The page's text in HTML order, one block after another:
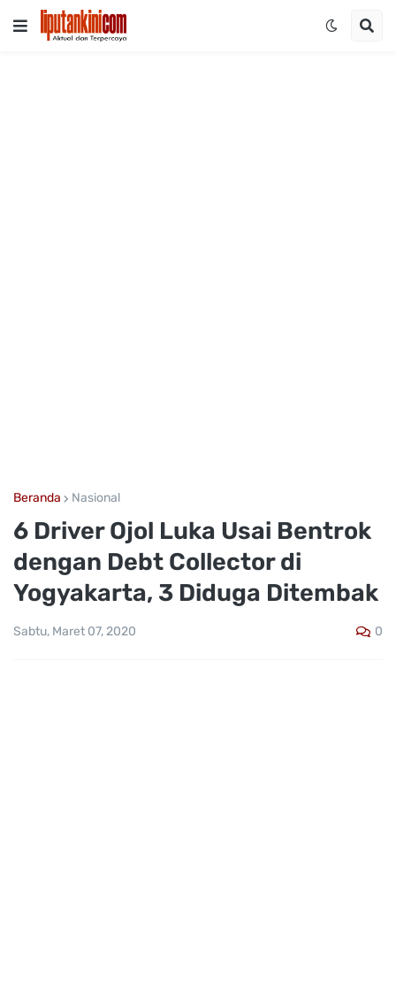
Beranda Nasional
6 Driver Ojol Luka Usai Bentrok
dengan Debt Collector di
Yogyakarta, 3 Diduga Ditembak
Sabtu, Maret 07, 2020 0